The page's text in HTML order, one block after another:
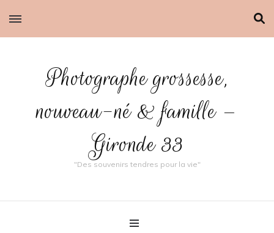
Photographe grossesse,
nouveau-né & famille –
Gironde 33
"Des souvenirs tendres pour la vie"